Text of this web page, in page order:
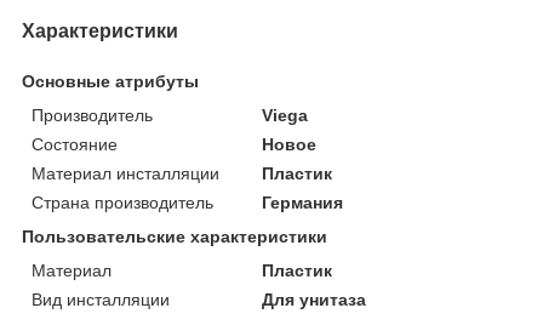
Характеристики
Основные атрибуты
Производитель
Viega
Состояние
Новое
Материал инсталляции
Пластик
Страна производитель
Германия
Пользовательские характеристики
Материал
Пластик
Вид инсталляции
Для унитаза